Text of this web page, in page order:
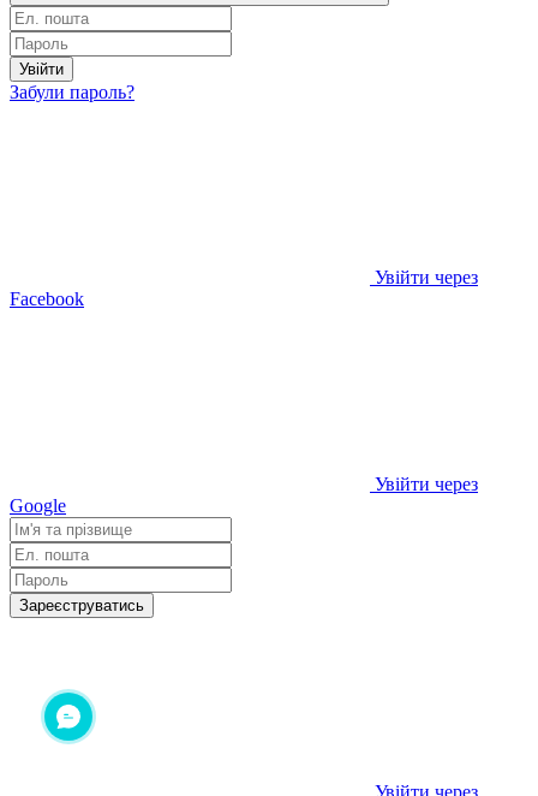
Увійти
Забули пароль?
Увійти через
Facebook
Увійти через
Google
Зареєструватись